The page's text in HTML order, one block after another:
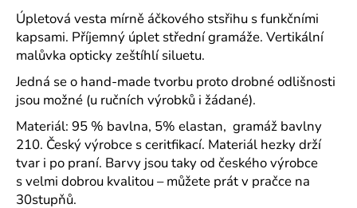
hvězdiček.
Úpletová vesta mírně áčkového stsřihu s funkčními
kapsami. Příjemný úplet střední gramáže. Vertikální
malůvka opticky zeštíhlí siluetu.
Jedná se o hand-made tvorbu proto drobné odlišnosti
jsou možné (u ručních výrobků i žádané).
Materiál: 95 % bavlna, 5% elastan, gramáž bavlny
210. Český výrobce s ceritfikací. Materiál hezky drží
tvar i po praní. Barvy jsou taky od českého výrobce
s velmi dobrou kvalitou – můžete prát v pračce na
30stupňů.
o
r
u
č
u
j
e
m
e
FIT-